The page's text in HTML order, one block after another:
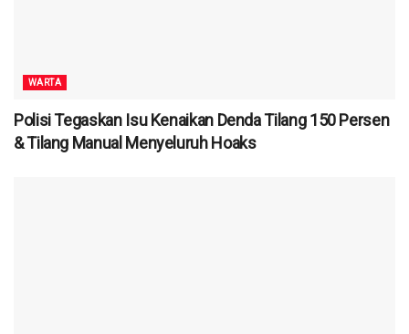
WARTA
Polisi Tegaskan Isu Kenaikan Denda Tilang 150 Persen
& Tilang Manual Menyeluruh Hoaks